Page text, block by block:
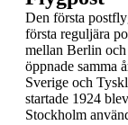
Den första
första reguljära
mellan Berlin och
öppnade samma
Sverige och
startade 1924
Stockholm